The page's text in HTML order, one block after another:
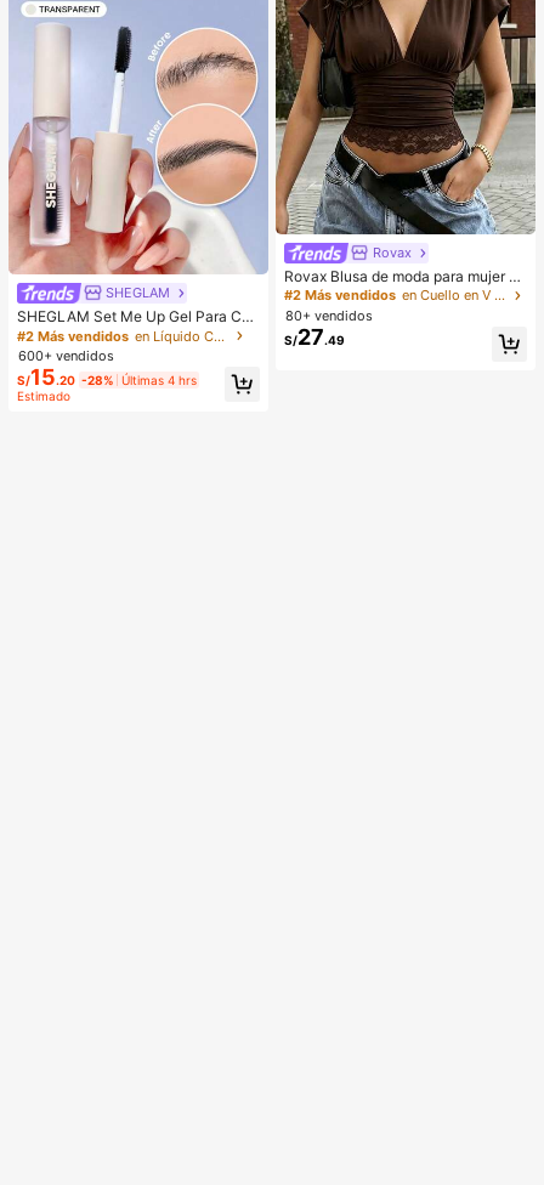
SHEGLAM
SHEGLAM Set Me Up Gel Para Cej
as Marca De Belleza CosméTica M
aquillaje Para Mujeres Y NiñAs
#2 Más vendidos
en Líquido Cejas
600+ vendidos
S/15.20 -28% Últimas 4 hrs
Estimado
Rovax
Rovax Blusa de moda para mujer de
unicolor con escote en V profundo,
plisada y con dobladillo de encaje
#2 Más vendidos
en Cuello en V profundo Tops, blusas y camisetas d
80+ vendidos
S/27.49